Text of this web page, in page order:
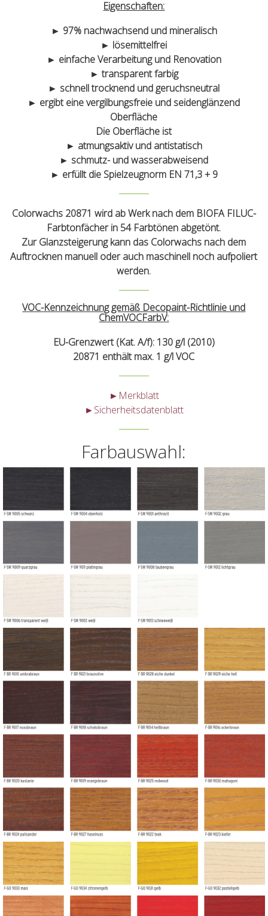
Eigenschaften:
► 97% nachwachsend und mineralisch
► lösemittelfrei
► einfache Verarbeitung und Renovation
► transparent farbig
► schnell trocknend und geruchsneutral
► ergibt eine vergilbungsfreie und seidenglänzend
Oberfläche
Die Oberfläche ist
► atmungsaktiv und antistatisch
► schmutz- und wasserabweisend
► erfüllt die Spielzeugnorm EN 71,3 + 9
Colorwachs 20871 wird ab Werk nach dem BIOFA FILUC-
Farbtonfächer in 54 Farbtönen abgetönt.
Zur Glanzsteigerung kann das Colorwachs nach dem
Auftrocknen manuell oder auch maschinell noch aufpoliert
werden.
VOC-Kennzeichnung gemäß Decopaint-Richtlinie und
ChemVOCFarbV:
EU-Grenzwert (Kat. A/f): 130 g/l (2010)
20871 enthält max. 1 g/l VOC
►Merkblatt
►Sicherheitsdatenblatt
Farbauswahl: